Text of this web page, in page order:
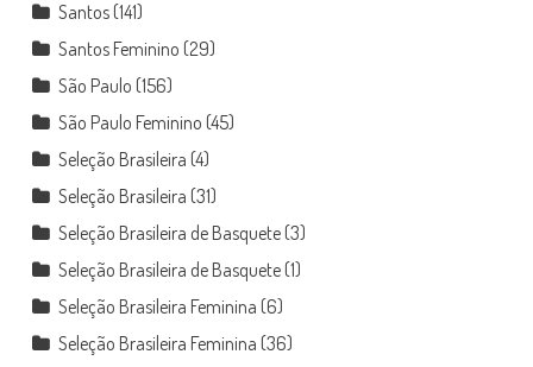
Santos(141)
Santos Feminino (29)
São Paulo (156)
São Paulo Feminino (45)
Seleção Brasileira (4)
Seleção Brasileira (31)
Seleção Brasileira de Basquete(3)
Seleção Brasileira de Basquete(1)
Seleção Brasileira Feminina (6)
Seleção Brasileira Feminina (36)